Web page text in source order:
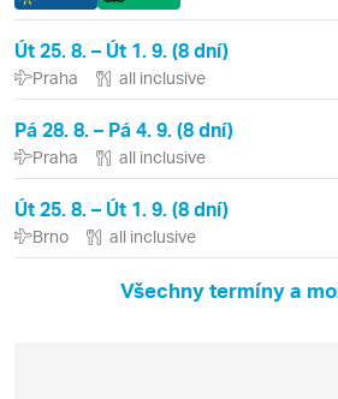
Út 25. 8. – Út 1. 9. (8 dní)
Praha all inclusive
Pá 28. 8. – Pá 4. 9. (8 dní)
Praha all inclusive
Út 25. 8. – Út 1. 9. (8 dní)
Brno all inclusive
Všechny termíny a